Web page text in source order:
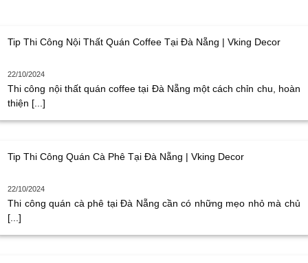
Tip Thi Công Nội Thất Quán Coffee Tại Đà Nẵng | Vking Decor
22/10/2024
Thi công nội thất quán coffee tại Đà Nẵng một cách chỉn chu, hoàn
thiện [...]
Tip Thi Công Quán Cà Phê Tại Đà Nẵng | Vking Decor
22/10/2024
Thi công quán cà phê tại Đà Nẵng cần có những mẹo nhỏ mà chủ
[...]